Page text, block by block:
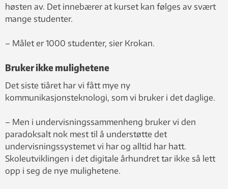
høsten av. Det innebærer at kurset kan følges av svært
mange studenter.
– Målet er 1000 studenter, sier Krokan.
Bruker ikke mulighetene
Det siste tiåret har vi fått mye ny
kommunikasjonsteknologi, som vi bruker i det daglige.
– Men i undervisningssammenheng bruker vi den
paradoksalt nok mest til å understøtte det
undervisningssystemet vi har og alltid har hatt.
Skoleutviklingen i det digitale århundret tar ikke så lett
opp i seg de nye mulighetene.